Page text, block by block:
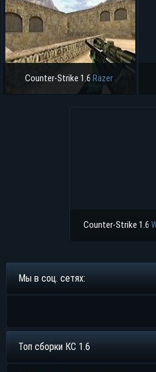
Counter-Strike 1.6Razer
Counter-Strike 1.6
Мы в соц. сетях:
Топ сборки КС 1.6